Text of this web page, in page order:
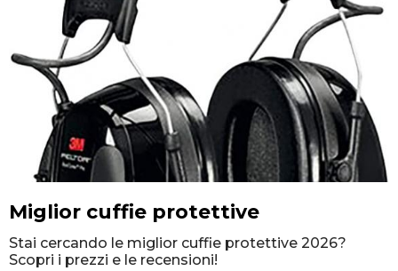
Miglior cuffie protettive
Stai cercando le miglior cuffie protettive 2026?
Scopri i prezzi e le recensioni!